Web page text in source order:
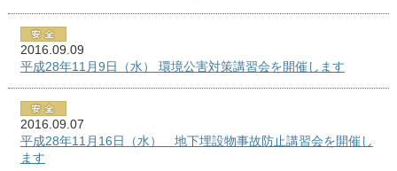
2016.09.09
平成28年11月9日（水） 環境公害対策講習会を開催します
2016.09.07
平成28年11月16日（水） 地下埋設物事故防止講習会を開催し
ます